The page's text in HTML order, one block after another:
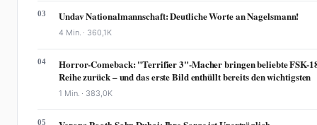
03 Undav Nationalmannschaft: Deutliche Worte an Nagelsmann!
4 Min. · 360,1K
04
Horror-Comeback: "Terrifier 3"-Macher bringen beliebte FSK-
Reihe zurück – und das erste Bild enthüllt bereits den wichtigsten
1 Min. · 383,0K
05